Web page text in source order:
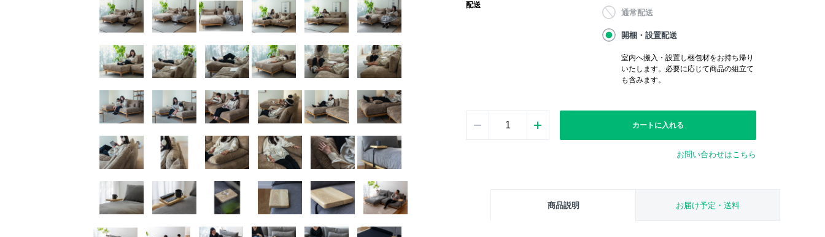
配送
通常配送
開梱・設置配送
室内へ搬入・設置し梱包材をお持ち帰り
いたします。必要に応じて商品の組立て
も含みます。
カートに入れる
お問い合わせはこちら
商品説明 お届け予定・送料